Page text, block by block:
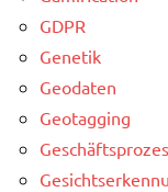
GDPR
Genetik
Geodaten
Geotagging